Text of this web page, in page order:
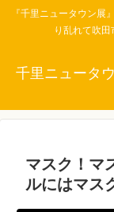
『千里ニュータウン展
り乱れて吹
千里ニュータ
マスク！マ
ルにはマス